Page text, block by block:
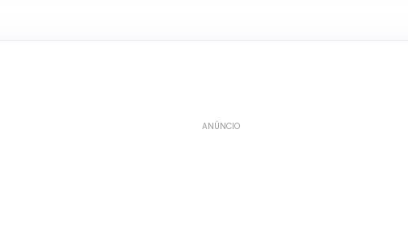
ANÚNCIO